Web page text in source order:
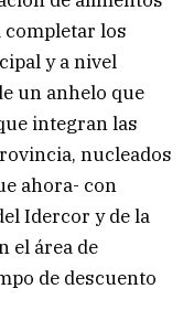
completar los
y a nivel
un anhelo que
integran las
nucleados
ahora- con
Idercor y de la
el área de
de descuento